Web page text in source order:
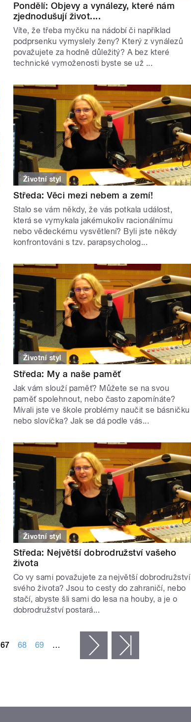
Pondělí: Objevy a vynálezy, které nám
zjednodušují život....
Víte, že třeba myčku na nádobí či například
podprsenku vymyslely ženy? Který z vynálezů
považujete za hodně důležitý? A bez které
technické vymoženosti byste se už ...
Životní styl
Středa: Věci mezi nebem a zemí!
Stalo se vám někdy, že vás potkala událost,
která se vymykala jakémukoliv racionálnímu
nebo vědeckému vysvětlení? Byli jste někdy
konfrontováni s tzv. parapsycholog...
Životní styl
Středa: My a naše paměť
Jak vám slouží paměť? Můžete se na svou
paměť spolehnout, nebo často zapomínáte?
Mívali jste ve škole problémy naučit se básničku
nebo slovíčka? Jak se dá podle vás...
Životní styl
Středa: Největší dobrodružství vašeho
života
Co vy sami považujete za největší dobrodružství
svého života? Jsou to cesty do zahraničí, nebo
stačí, abyste šli sami do lesa na houby, a je o
dobrodružství postará...
67 68 69 … následující ›